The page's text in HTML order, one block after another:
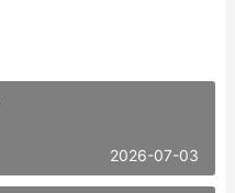
2026-07-03